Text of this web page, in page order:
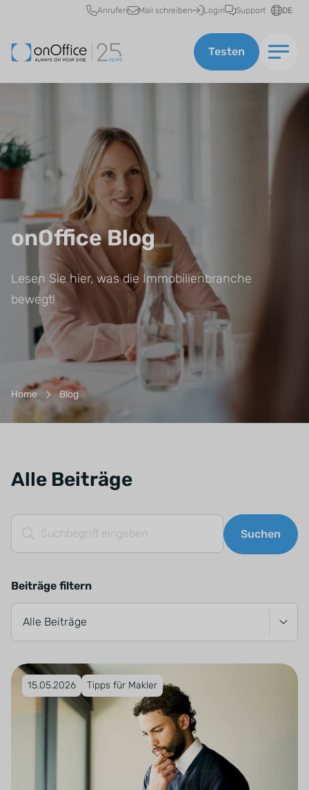
Schnellzugriff
Anrufen Mail schreiben Login Support DE
Testen
onOffice Blog
Lesen Sie hier, was die Immobilienbranche
bewegt!
Breadcrumb-Navigation
Home Blog
Alle Beiträge
Suchen
Beiträge filtern
Veröffentlicht am 15.05.2026
15.05.2026 Tipps für Makler